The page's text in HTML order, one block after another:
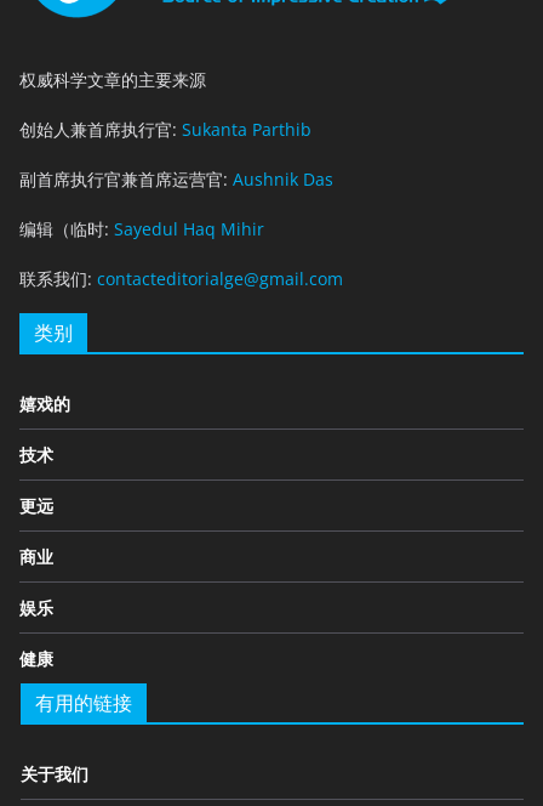
权威科学文章的主要来源
创始人兼首席执行官: Sukanta Parthib
副首席执行官兼首席运营官: Aushnik Das
编辑（临时: Sayedul Haq Mihir
联系我们: contacteditorialge@gmail.com
类别
嬉戏的
技术
更远
商业
娱乐
健康
有用的链接
关于我们